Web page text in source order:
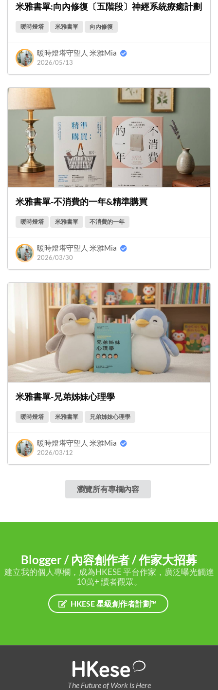
米雅書單:向內修復〔五階段〕神經系統療癒計劃
暖時燈塔 米雅書單 向內修復
暖時燈塔守望人 米雅Mia
2026/05/13
米雅書單-不消費的一年&精準購買
暖時燈塔 米雅書單 不消費的一年
暖時燈塔守望人 米雅Mia
2026/03/30
米雅書單-兄弟姊妹心理學
暖時燈塔 米雅書單 兄弟姊妹心理學
暖時燈塔守望人 米雅Mia
2026/03/12
瀏覽所有專欄內容
Blogger / 內容創作者 / 作家大招募
建立我的個人專欄，成為HKESE 平台作家，廣泛曝光觸達
10萬+ 讀者觀眾。
HKESE 星級創作者計劃™
The Future of Work is Here